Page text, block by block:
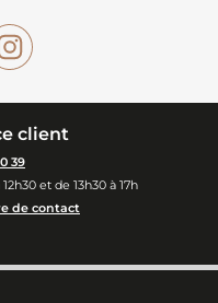
client
39
et de 13h30 à 17h
de contact